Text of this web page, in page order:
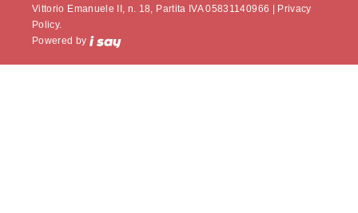
Vittorio Emanuele II, n. 18, Partita IVA 05831140966 |
Privacy
Policy.
Powered by